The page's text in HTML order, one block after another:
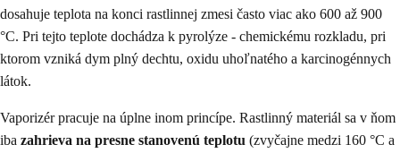
dosahuje teplota na konci rastlinnej zmesi často viac ako 600 až 900
°C. Pri tejto teplote dochádza k pyrolýze - chemickému rozkladu, pri
ktorom vzniká dym plný dechtu, oxidu uhoľnatého a karcinogénnych
látok.
Vaporizér pracuje na úplne inom princípe. Rastlinný materiál sa v ňom
iba zahrieva na presne stanovenú teplotu (zvyčajne medzi 160 °C a